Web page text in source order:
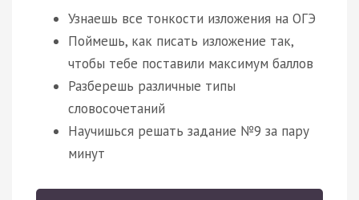
Узнаешь все тонкости изложения на ОГЭ
Поймешь, как писать изложение так,
чтобы тебе поставили максимум баллов
Разберешь различные типы
словосочетаний
Научишься решать задание №9 за пару
минут